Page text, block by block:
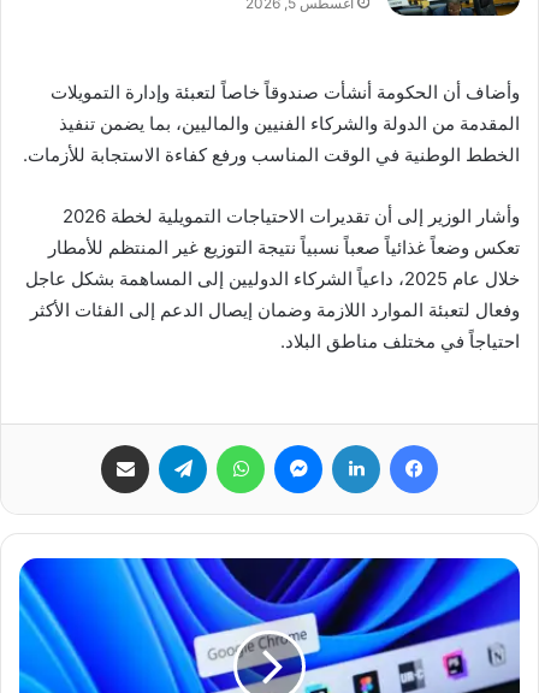
وأضاف أن الحكومة أنشأت صندوقاً خاصاً لتعبئة وإدارة التمويلات
المقدمة من الدولة والشركاء الفنيين والماليين، بما يضمن تنفيذ
الخطط الوطنية في الوقت المناسب ورفع كفاءة الاستجابة للأزمات.
وأشار الوزير إلى أن تقديرات الاحتياجات التمويلية لخطة 2026
تعكس وضعاً غذائياً صعباً نسبياً نتيجة التوزيع غير المنتظم للأمطار
خلال عام 2025، داعياً الشركاء الدوليين إلى المساهمة بشكل عاجل
وفعال لتعبئة الموارد اللازمة وضمان إيصال الدعم إلى الفئات الأكثر
احتياجاً في مختلف مناطق البلاد.
فيسبوك لينكدإن ماسنجر واتساب تيلقرام